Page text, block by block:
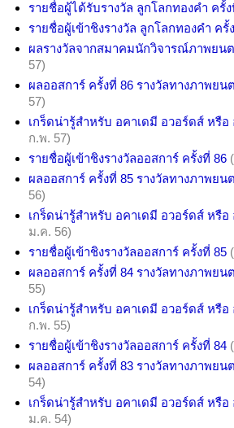
รายชื่อผู้ได้รับรางวัล ลูกโลกทองคำ ครั้
รายชื่อผู้เข้าชิงรางวัล ลูกโลกทองคำ ครั้
ผลรางวัลจากสมาคมนักวิจารณ์ภาพยน
57)
ผลออสการ์ ครั้งที่ 86 รางวัลทางภาพย
57)
เกร็ดน่ารู้สำหรับ อคาเดมี อวอร์ดส์ หรือ
ก.พ. 57)
รายชื่อผู้เข้าชิงรางวัลออสการ์ ครั้งที่ 86
ผลออสการ์ ครั้งที่ 85 รางวัลทางภาพย
56)
เกร็ดน่ารู้สำหรับ อคาเดมี อวอร์ดส์ หรือ
ม.ค. 56)
รายชื่อผู้เข้าชิงรางวัลออสการ์ ครั้งที่ 85
ผลออสการ์ ครั้งที่ 84 รางวัลทางภาพย
55)
เกร็ดน่ารู้สำหรับ อคาเดมี อวอร์ดส์ หรือ
ก.พ. 55)
รายชื่อผู้เข้าชิงรางวัลออสการ์ ครั้งที่ 84
ผลออสการ์ ครั้งที่ 83 รางวัลทางภาพย
54)
เกร็ดน่ารู้สำหรับ อคาเดมี อวอร์ดส์ หรือ
ม.ค. 54)